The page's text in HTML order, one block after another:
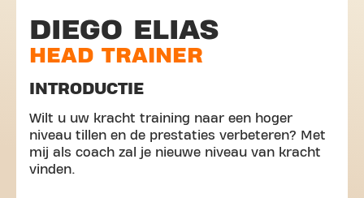
DIEGO ELIAS
HEAD TRAINER
INTRODUCTIE
Wilt u uw kracht training naar een hoger
niveau tillen en de prestaties verbeteren? Met
mij als coach zal je nieuwe niveau van kracht
vinden.